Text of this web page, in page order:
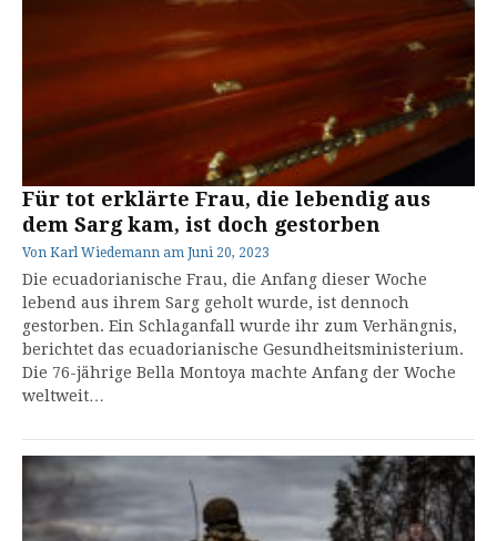
Für tot erklärte Frau, die lebendig aus
dem Sarg kam, ist doch gestorben
Von Karl Wiedemann am Juni 20, 2023
Die ecuadorianische Frau, die Anfang dieser Woche
lebend aus ihrem Sarg geholt wurde, ist dennoch
gestorben. Ein Schlaganfall wurde ihr zum Verhängnis,
berichtet das ecuadorianische Gesundheitsministerium.
Die 76-jährige Bella Montoya machte Anfang der Woche
weltweit…